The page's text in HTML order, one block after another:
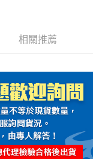
相關推薦